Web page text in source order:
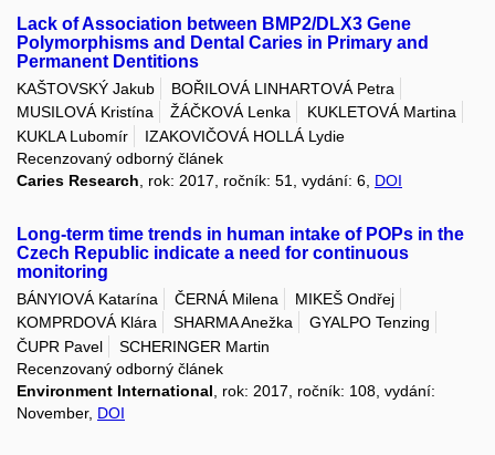
Lack of Association between BMP2/DLX3 Gene
Polymorphisms and Dental Caries in Primary and
Permanent Dentitions
KAŠTOVSKÝ Jakub
BOŘILOVÁ LINHARTOVÁ Petra
MUSILOVÁ Kristína
ŽÁČKOVÁ Lenka
KUKLETOVÁ Martina
KUKLA Lubomír
IZAKOVIČOVÁ HOLLÁ Lydie
Recenzovaný odborný článek
Caries Research , rok: 2017, ročník: 51, vydání: 6, DOI
Long-term time trends in human intake of POPs in the
Czech Republic indicate a need for continuous
monitoring
BÁNYIOVÁ Katarína ČERNÁ Milena
MIKEŠ Ondřej
KOMPRDOVÁ Klára
SHARMA Anežka
GYALPO Tenzing
ČUPR Pavel
SCHERINGER Martin
Recenzovaný odborný článek
Environment International , rok: 2017, ročník: 108, vydání:
November, DOI